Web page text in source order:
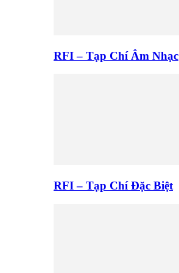
RFI – Tạp Chí Âm Nhạc
RFI – Tạp Chí Đặc Biệt